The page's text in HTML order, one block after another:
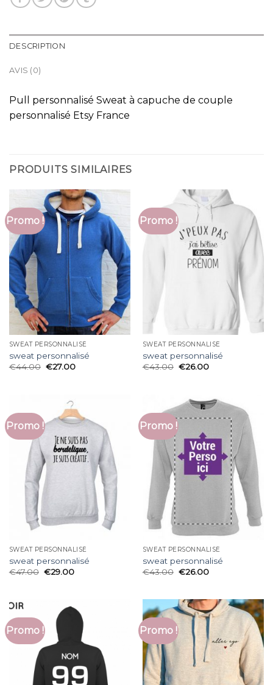
DESCRIPTION
AVIS (0)
Pull personnalisé Sweat à capuche de couple
personnalisé Etsy France
PRODUITS SIMILAIRES
Promo !
SWEAT PERSONNALISÉ
sweat personnalisé
€44.00 €27.00
Promo !
SWEAT PERSONNALISÉ
sweat personnalisé
€43.00 €26.00
Promo !
SWEAT PERSONNALISÉ
sweat personnalisé
€47.00 €29.00
Promo !
SWEAT PERSONNALISÉ
sweat personnalisé
€43.00 €26.00
Promo ! Promo !